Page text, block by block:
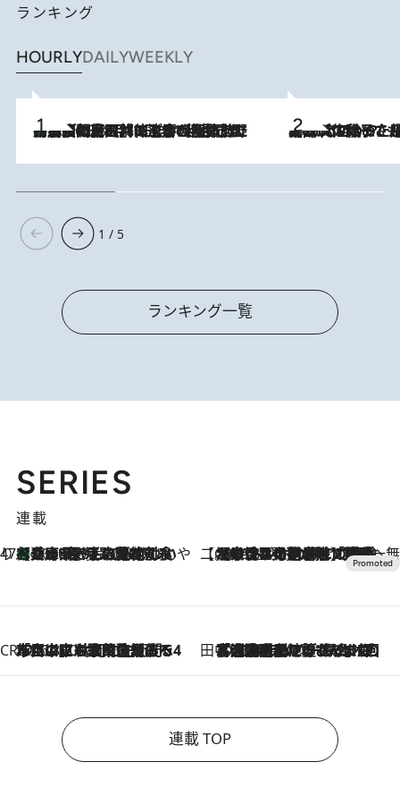
ランキング
HOURLYDAILYWEEKLY
2026.8.8
「最後に見られてよかった」上野動物園の東園パンダ舎が解体前に特別公開。8月16日まで延長されたパネル展と共に辿る“半世紀”のパンダ飼育《解体工事の図面あり》 2026.8.5
【阿川佐和子さんの年とる力】なぜ70代で始めた趣味は“こんなに楽しい”のか？ ピアノ、俳句…スランプに陥っても続けられる“ある秘訣”とは
1 / 5
ランキング一覧
SERIES
連載
47都道府県の手みやげ ひんやりスイーツで夏を満喫
2026.8.8
【兵庫県】この夏絶対食べたい 冷やしておいしいおやつ3選 淡路島の恵みをジェラートに集約 【CREA×星野リゾート】唯一無二。癒しと発見が待つ場所へ
2026.8.7
【トンボの足水浴】ヒノキの香りに包まれて涼感マックス！約13℃の湧水かけ流しを避暑地「星野温泉 トンボの湯」で体験
CREA'S CHOICE
2026.8.7
「立川にも歌舞伎があるんだよ」 片岡仁左衛門・市川中車ら豪華座組みで4年目の立川立飛歌舞伎へ 田中稲の勝手に再ブーム
2026.8.7
「湘南乃風に憧れて」観客大盛上がりの“タオル回し”に、ラッパー顔負けの高速歌唱まで…さだまさし（74）のアグレッシブすぎる現在地
連載 TOP